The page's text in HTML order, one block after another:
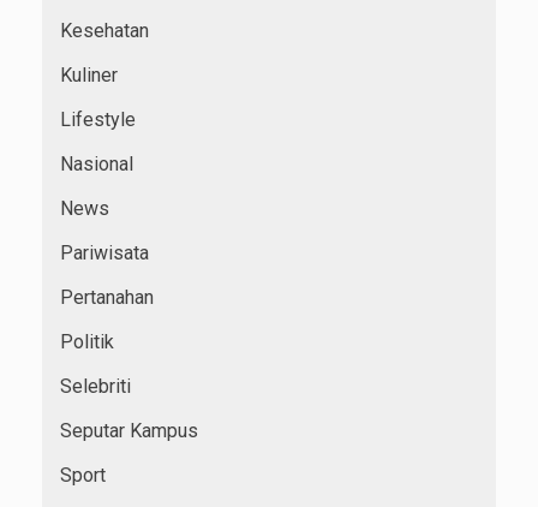
Kesehatan
Kuliner
Lifestyle
Nasional
News
Pariwisata
Pertanahan
Politik
Selebriti
Seputar Kampus
Sport